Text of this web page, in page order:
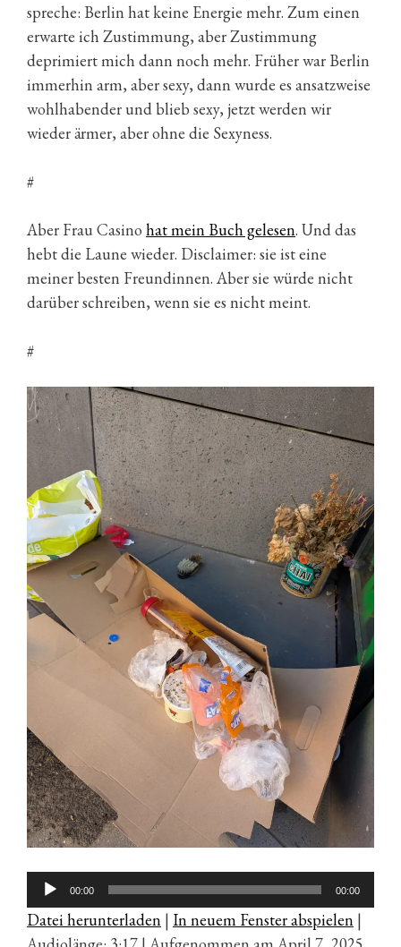
spreche: Berlin hat keine Energie mehr. Zum einen
erwarte ich Zustimmung, aber Zustimmung
deprimiert mich dann noch mehr. Früher war Berlin
immerhin arm, aber sexy, dann wurde es ansatzweise
wohlhabender und blieb sexy, jetzt werden wir
wieder ärmer, aber ohne die Sexyness.
#
Aber Frau Casino hat mein Buch gelesen. Und das
hebt die Laune wieder. Disclaimer: sie ist eine
meiner besten Freundinnen. Aber sie würde nicht
darüber schreiben, wenn sie es nicht meint.
#
Audio-
Player
00:00 00:00
Datei herunterladen | In neuem Fenster abspielen |